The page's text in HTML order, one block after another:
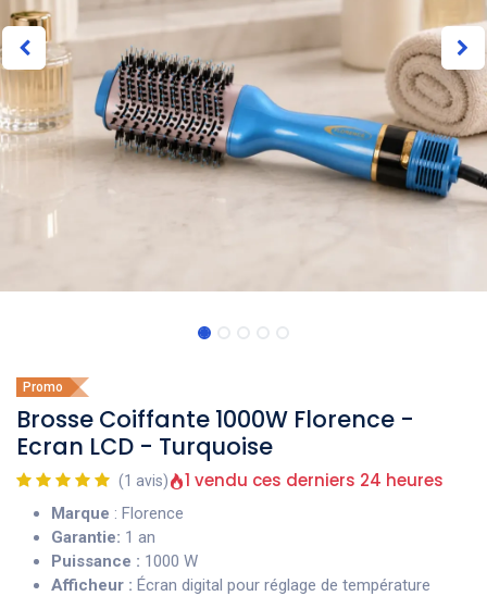
Promo
Brosse Coiffante 1000W Florence -
Ecran LCD - Turquoise
(1 avis) 1 vendu ces derniers 24 heures
Marque : Florence
Garantie: 1 an
Puissance : 1000 W
Afficheur : Écran digital pour réglage de température